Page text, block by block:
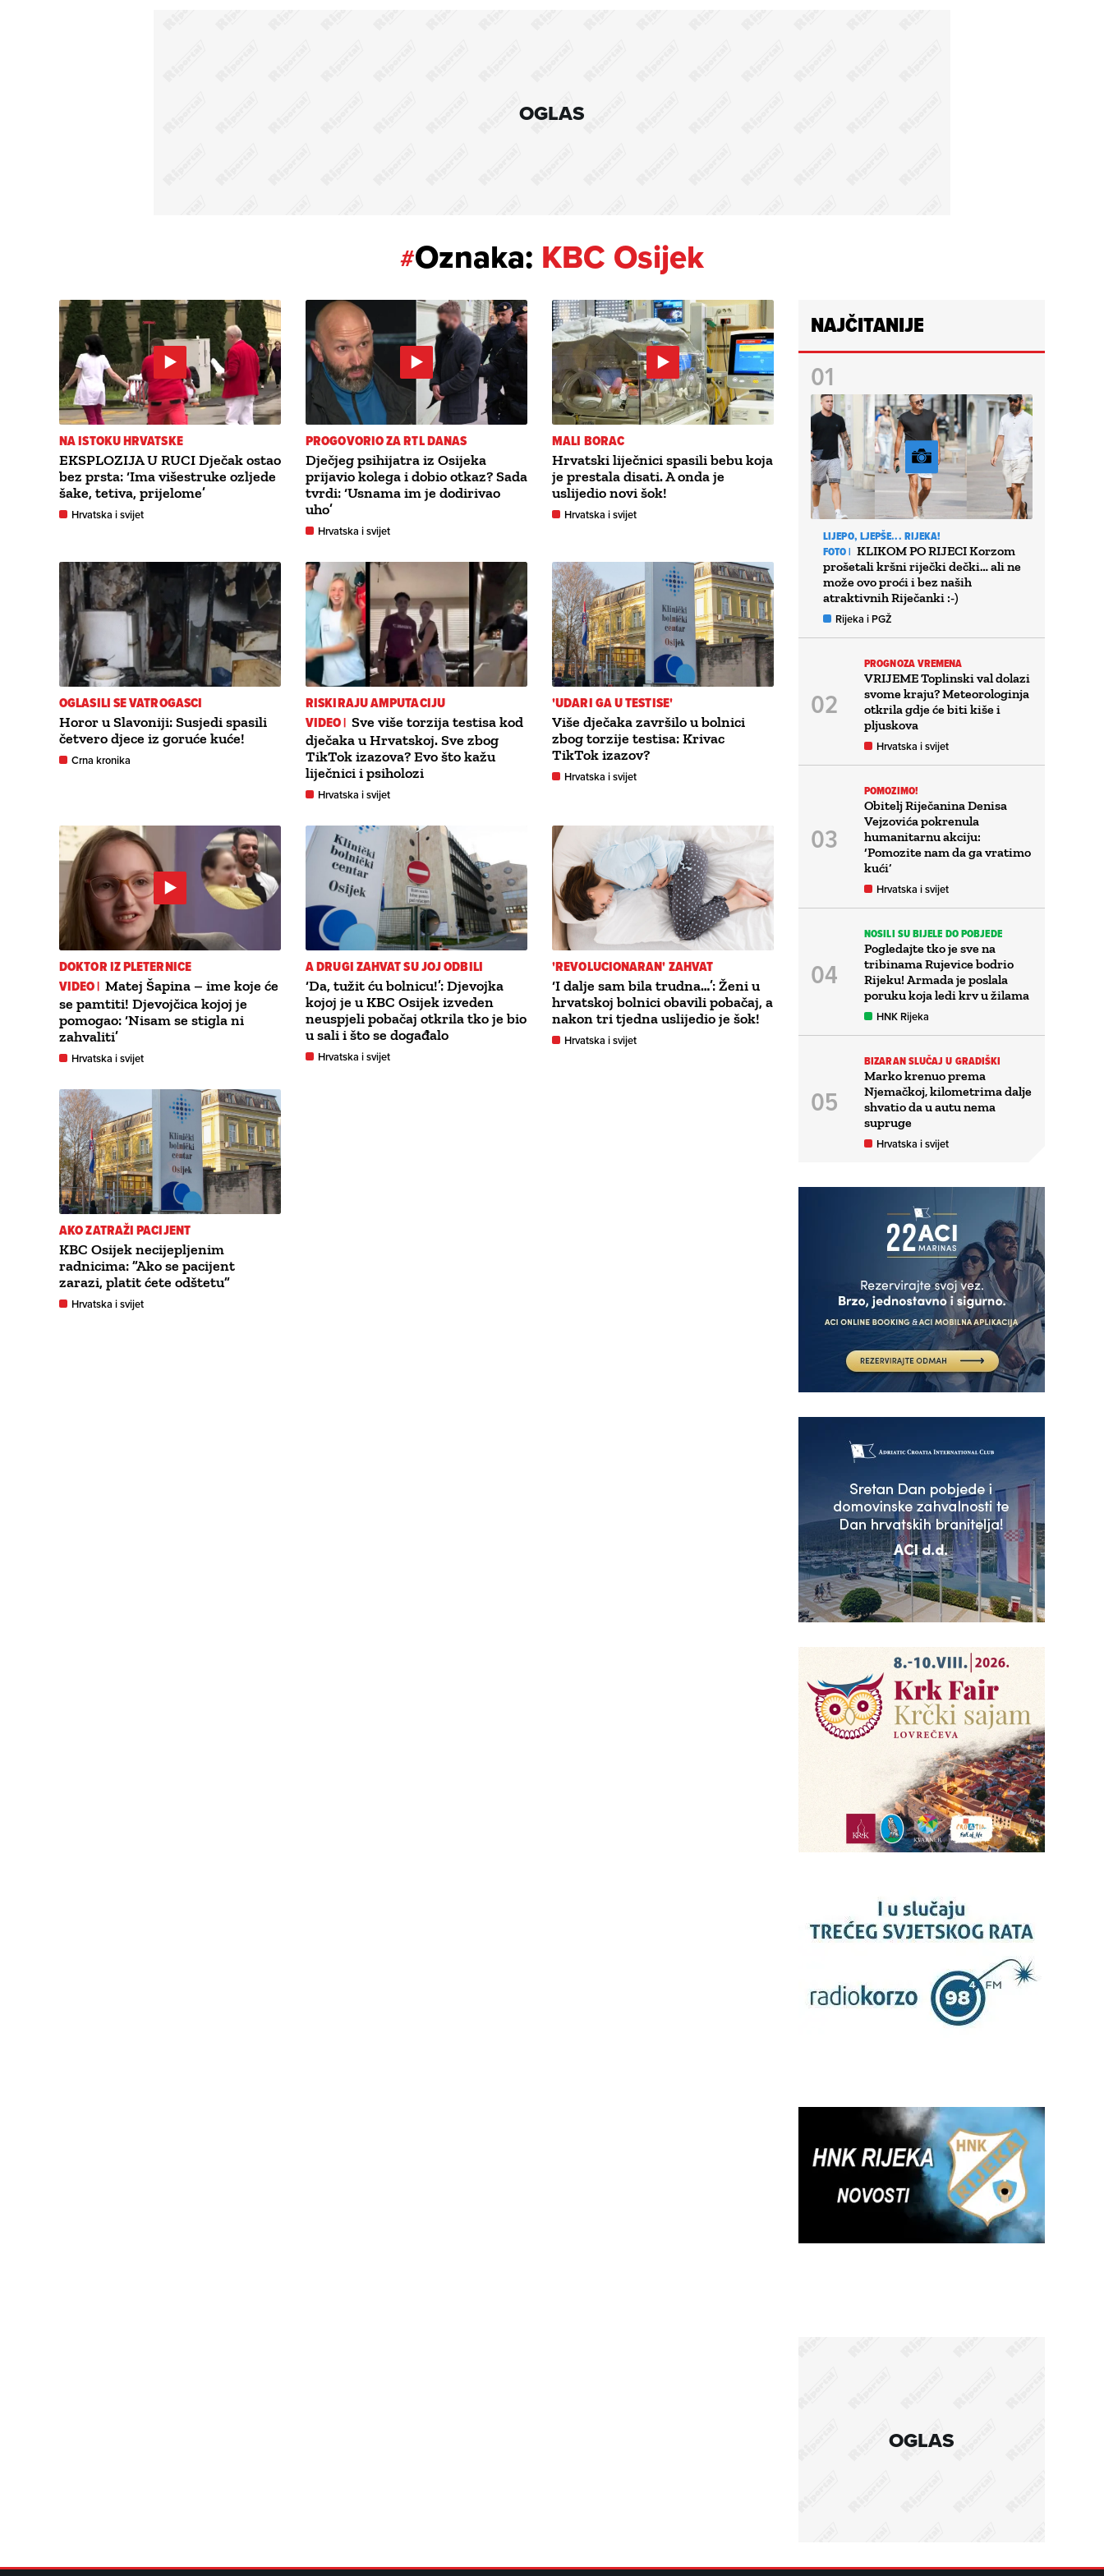
OGLAS
#Oznaka: KBC Osijek
NA ISTOKU HRVATSKE
EKSPLOZIJA U RUCI Dječak ostao
bez prsta: ‘Ima višestruke ozljede
šake, tetiva, prijelome’
Hrvatska i svijet
PROGOVORIO ZA RTL DANAS
Dječjeg psihijatra iz Osijeka
prijavio kolega i dobio otkaz? Sada
tvrdi: ‘Usnama im je dodirivao
uho’
Hrvatska i svijet
MALI BORAC
Hrvatski liječnici spasili bebu koja
je prestala disati. A onda je
uslijedio novi šok!
Hrvatska i svijet
OGLASILI SE VATROGASCI
Horor u Slavoniji: Susjedi spasili
četvero djece iz goruće kuće!
Crna kronika
RISKIRAJU AMPUTACIJU
VIDEO | Sve više torzija testisa kod
dječaka u Hrvatskoj. Sve zbog
TikTok izazova? Evo što kažu
liječnici i psiholozi
Hrvatska i svijet
'UDARI GA U TESTISE'
Više dječaka završilo u bolnici
zbog torzije testisa: Krivac
TikTok izazov?
Hrvatska i svijet
DOKTOR IZ PLETERNICE
VIDEO | Matej Šapina – ime koje će
se pamtiti! Djevojčica kojoj je
pomogao: ‘Nisam se stigla ni
zahvaliti’
Hrvatska i svijet
A DRUGI ZAHVAT SU JOJ ODBILI
‘Da, tužit ću bolnicu!’: Djevojka
kojoj je u KBC Osijek izveden
neuspjeli pobačaj otkrila tko je bio
u sali i što se događalo
Hrvatska i svijet
'REVOLUCIONARAN' ZAHVAT
‘I dalje sam bila trudna…’: Ženi u
hrvatskoj bolnici obavili pobačaj, a
nakon tri tjedna uslijedio je šok!
Hrvatska i svijet
AKO ZATRAŽI PACIJENT
KBC Osijek necijepljenim
radnicima: ”Ako se pacijent
zarazi, platit ćete odštetu”
Hrvatska i svijet
NAJČITANIJE
LIJEPO, LJEPŠE... RIJEKA!
FOTO | KLIKOM PO RIJECI Korzom
prošetali kršni riječki dečki… ali ne
može ovo proći i bez naših
atraktivnih Riječanki :-)
Rijeka i PGŽ
PROGNOZA VREMENA
VRIJEME Toplinski val dolazi
svome kraju? Meteorologinja
otkrila gdje će biti kiše i
pljuskova
Hrvatska i svijet
POMOZIMO!
Obitelj Riječanina Denisa
Vejzovića pokrenula
humanitarnu akciju:
‘Pomozite nam da ga vratimo
kući’
Hrvatska i svijet
NOSILI SU BIJELE DO POBJEDE
Pogledajte tko je sve na
tribinama Rujevice bodrio
Rijeku! Armada je poslala
poruku koja ledi krv u žilama
HNK Rijeka
BIZARAN SLUČAJ U GRADIŠKI
Marko krenuo prema
Njemačkoj, kilometrima dalje
shvatio da u autu nema
supruge
Hrvatska i svijet
OGLAS